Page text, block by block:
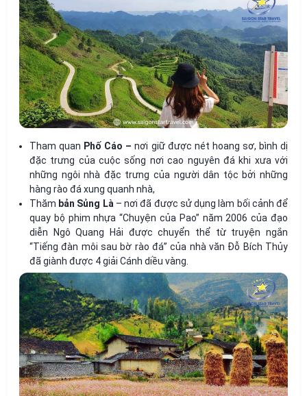
Tham quan Phố Cáo –nơi giữ được nét hoang sơ, bình dị
đặc trưng của cuộc sống nơi cao nguyên đá khi xưa với
những ngôi nhà đặc trưng của người dân tộc bởi những
hàng rào đá xung quanh nhà,
Thăm bản Sủng Là – nơi đã được sử dụng làm bối cảnh để
quay bộ phim nhựa “Chuyện của Pao” năm 2006 của đạo
diễn Ngô Quang Hải được chuyển thể từ truyện ngắn
“Tiếng đàn môi sau bờ rào đá” của nhà văn Đỗ Bích Thủy
đã giành được 4 giải Cánh diều vàng.